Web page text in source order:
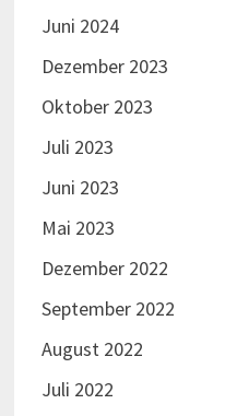
Juni 2024
Dezember 2023
Oktober 2023
Juli 2023
Juni 2023
Mai 2023
Dezember 2022
September 2022
August 2022
Juli 2022